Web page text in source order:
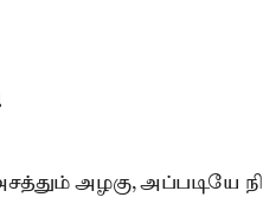
அழகு, அப்படியே